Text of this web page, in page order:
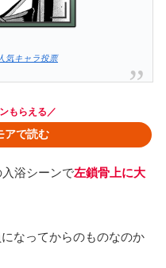
気キャラ投票
もらえる／
アで読む
浴シーンで左鎖骨上に大
なってからのものなのか